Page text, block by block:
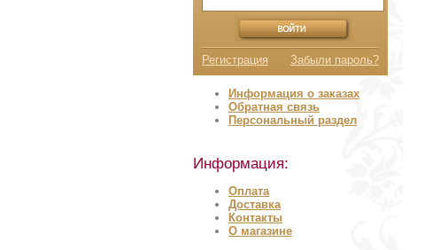
Регистрация Забыли пароль?
Информация о заказах
Обратная связь
Персональный раздел
Информация:
Оплата
Доставка
Контакты
О магазине